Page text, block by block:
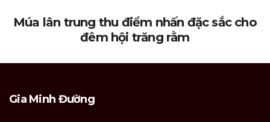
Múa lân trung thu điểm nhấn đặc sắc cho
đêm hội trăng rằm
Gia Minh Đường